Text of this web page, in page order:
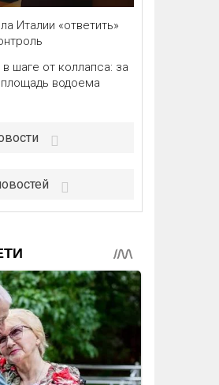
Италии «ответить»
шаге от коллапса: за
водоема